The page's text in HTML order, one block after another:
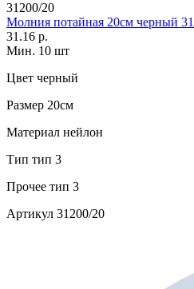
31200/20
Молния потайная 20см черный
31.16 р.
Мин. 10 шт
Цвет черный
Размер 20см
Материал нейлон
Тип тип 3
Прочее тип 3
Артикул 31200/20